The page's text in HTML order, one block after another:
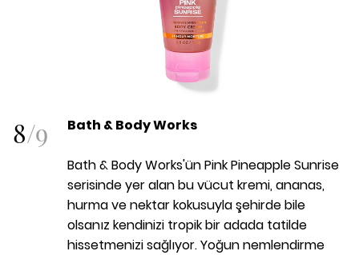
8/9 Bath & Body Works
Bath & Body Works'ün Pink Pineapple Sunrise
serisinde yer alan bu vücut kremi, ananas,
hurma ve nektar kokusuyla şehirde bile
olsanız kendinizi tropik bir adada tatilde
hissetmenizi sağlıyor. Yoğun nemlendirme